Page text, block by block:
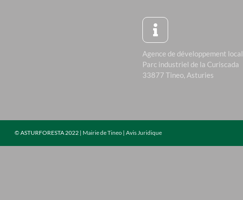
Agence de développement local
Parc industriel de la Curiscada
33877 Tineo, Asturies
© ASTURFORESTA 2022 | Mairie de Tineo | Avis Juridique